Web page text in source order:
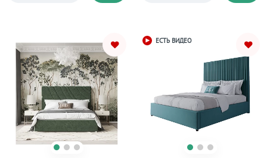
ЕСТЬ ВИДЕО